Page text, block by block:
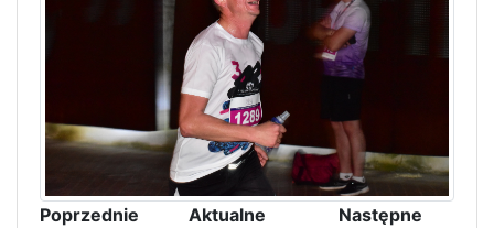
Poprzednie Aktualne Następne